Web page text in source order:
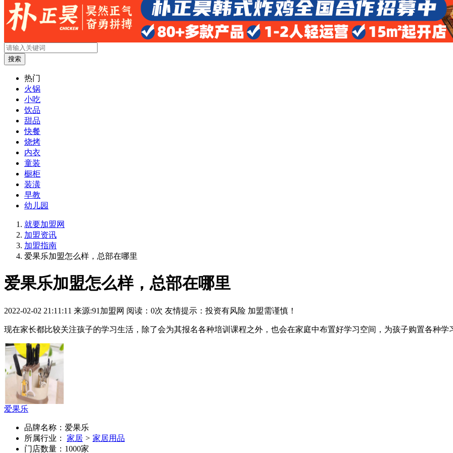
搜索
热门
火锅
小吃
饮品
甜品
快餐
烧烤
内衣
童装
橱柜
装潢
早教
幼儿园
就要加盟网
加盟资讯
加盟指南
爱果乐加盟怎么样，总部在哪里
爱果乐加盟怎么样，总部在哪里
2022-02-02 21:11:11 来源:91加盟网 阅读： 0次 友情提示：投资有风险 加盟需谨慎！
现在家长都比较关注孩子的学习生活，除了会为其报名各种培训课程之外，也会在家庭中布置好学习空间，为孩子购置各种学
爱果乐
品牌名称：爱果乐
所属行业： 家居 > 家居用品
门店数量：1000家